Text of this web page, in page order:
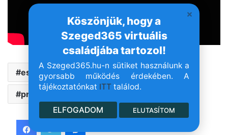
Köszönjük, hogy a
Szeged365 virtuális
családjába tartozol!
A Szeged365.hu-n sütiket használunk a
gyorsabb működés érdekében. A
tájékoztatónkat ITT találod.
ELFOGADOM ELUTASÍTOM
esemény kiemelt kikapcs
program
Facebook Twitter Messenger